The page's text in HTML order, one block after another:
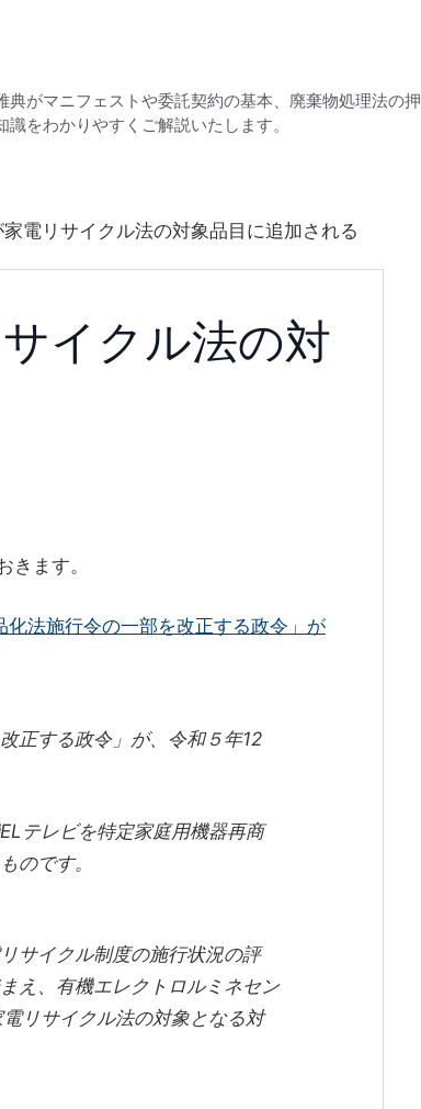
典がマニフェストや委託契約の基本、廃棄物処理法の押
をわかりやすくご解説いたします。
電リサイクル法の対象品目に追加される
イクル法の対
ます。
化法施行令の一部を改正する政令」が
正する政令」が、令和５年12
テレビを特定家庭用機器再商
のです。
サイクル制度の施行状況の評
え、有機エレクトロルミネセン
リサイクル法の対象となる対